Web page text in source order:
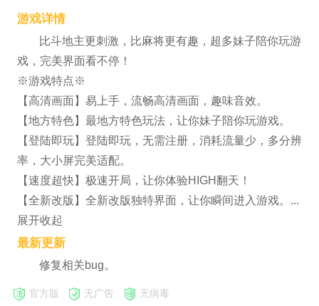
游戏详情
比斗地主更刺激，比麻将更有趣，超多妹子陪你玩游
戏，完美界面看不停！
※游戏特点※
【高清画面】易上手，流畅高清画面，趣味音效。
【地方特色】最地方特色玩法，让你妹子陪你玩游戏。
【登陆即玩】登陆即玩，无需注册，消耗流量少，多分辨
率，大小屏完美适配。
【速度超快】极速开局，让你体验HIGH翻天！
【全新改版】全新改版独特界面，让你瞬间进入游戏。...
展开收起
最新更新
修复相关bug。
官方版 无广告 无病毒